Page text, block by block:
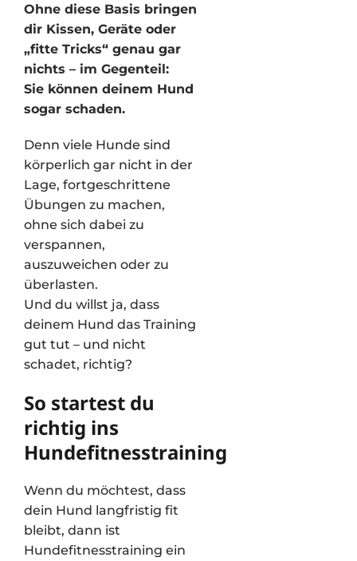
Ohne diese Basis bringen
dir Kissen, Geräte oder
„fitte Tricks“ genau gar
nichts – im Gegenteil:
Sie können deinem Hund
sogar schaden.
Denn viele Hunde sind
körperlich gar nicht in der
Lage, fortgeschrittene
Übungen zu machen,
ohne sich dabei zu
verspannen,
auszuweichen oder zu
überlasten.
Und du willst ja, dass
deinem Hund das Training
gut tut – und nicht
schadet, richtig?
So startest du
richtig ins
Hundefitnesstraining
Wenn du möchtest, dass
dein Hund langfristig fit
bleibt, dann ist
Hundefitnesstraining ein